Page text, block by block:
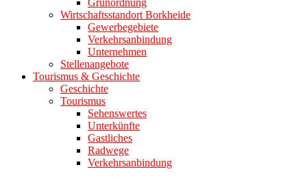
Grünordnung
Wirtschaftsstandort Borkheide
Gewerbegebiete
Verkehrsanbindung
Unternehmen
Stellenangebote
Tourismus & Geschichte
Geschichte
Tourismus
Sehenswertes
Unterkünfte
Gastliches
Radwege
Verkehrsanbindung